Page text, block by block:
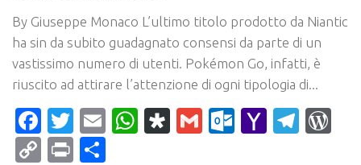
By Giuseppe Monaco L’ultimo titolo prodotto da Niantic
ha sin da subito guadagnato consensi da parte di un
vastissimo numero di utenti. Pokémon Go, infatti, è
riuscito ad attirare l’attenzione di ogni tipologia di...
Facebook
Twitter
EmailWhatsApp
Diaspora
Gmail Yahoo
CopyPrint